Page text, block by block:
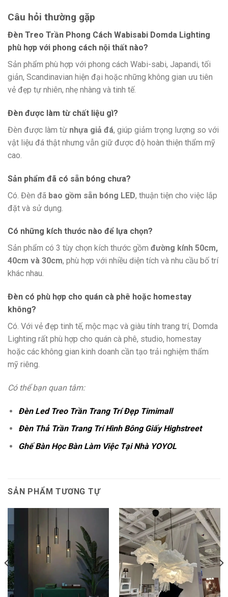
Câu hỏi thường gặp
Đèn Treo Trần Phong Cách Wabisabi Domda Lighting
phù hợp với phong cách nội thất nào?
Sản phẩm phù hợp với phong cách Wabi-sabi, Japandi, tối
giản, Scandinavian hiện đại hoặc những không gian ưu tiên
vẻ đẹp tự nhiên, nhẹ nhàng và tinh tế.
Đèn được làm từ chất liệu gì?
Đèn được làm từ nhựa giả đá, giúp giảm trọng lượng so với
vật liệu đá thật nhưng vẫn giữ được độ hoàn thiện thẩm mỹ
cao.
Sản phẩm đã có sẵn bóng chưa?
Có. Đèn đã bao gồm sẵn bóng LED, thuận tiện cho việc lắp
đặt và sử dụng.
Có những kích thước nào để lựa chọn?
Sản phẩm có 3 tùy chọn kích thước gồm đường kính 50cm,
40cm và 30cm, phù hợp với nhiều diện tích và nhu cầu bố trí
khác nhau.
Đèn có phù hợp cho quán cà phê hoặc homestay
không?
Có. Với vẻ đẹp tinh tế, mộc mạc và giàu tính trang trí, Domda
Lighting rất phù hợp cho quán cà phê, studio, homestay
hoặc các không gian kinh doanh cần tạo trải nghiệm thẩm
mỹ riêng.
Có thể bạn quan tâm:
Đèn Led Treo Trần Trang Trí Đẹp Timimall
Đèn Thả Trần Trang Trí Hình Bông Giấy Highstreet
Ghế Bàn Học Bàn Làm Việc Tại Nhà YOYOL
SẢN PHẨM TƯƠNG TỰ